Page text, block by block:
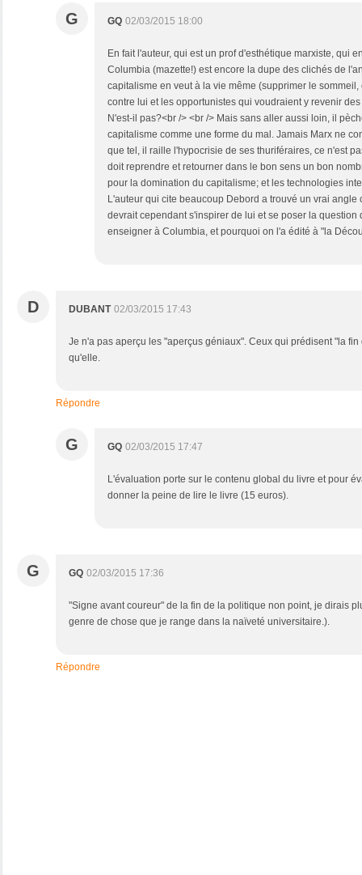
G GQ 02/03/2015 18:00
En fait l'auteur, qui est un prof d'esthétique marxiste, qui
Columbia (mazette!) est encore la dupe des clichés de
capitalisme en veut à la vie même (supprimer le
contre lui et les opportunistes qui voudraient y revenir
N'est-il pas?<br /> <br /> Mais sans aller aussi loin, il
capitalisme comme une forme du mal. Jamais Marx ne
que tel, il raille l'hypocrisie de ses thuriféraires, ce n'est
doit reprendre et retourner dans le bon sens un bon
pour la domination du capitalisme; et les technologies
L'auteur qui cite beaucoup Debord a trouvé un vrai
devrait cependant s'inspirer de lui et se poser la question
enseigner à Columbia, et pourquoi on l'a édité à "la
D DUBANT 02/03/2015 17:43
Je n'a pas aperçu les "aperçus géniaux". Ceux qui prédisent "la
qu'elle.
Répondre
G GQ 02/03/2015 17:47
L'évaluation porte sur le contenu global du livre et pour
donner la peine de lire le livre (15 euros).
G GQ 02/03/2015 17:36
"Signe avant coureur" de la fin de la politique non point, je dirais
genre de chose que je range dans la naïveté universitaire.).
Répondre